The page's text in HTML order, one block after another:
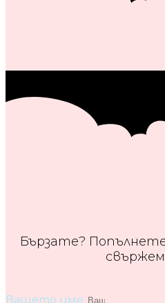
Бързате?
свържем
Вашето име